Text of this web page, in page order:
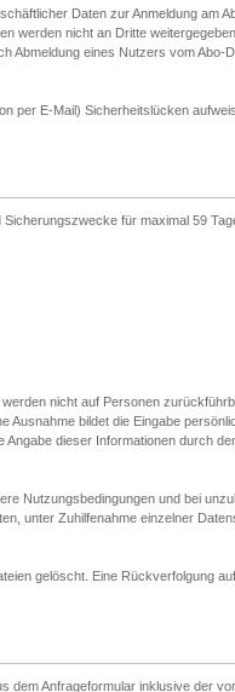
Daten zur Anmeldung am
werden nicht an Dritte
Abmeldung eines Nutzers vom Abo-
per E-Mail) Sicherheitslücken
für maximal 59
nicht auf Personen
Ausnahme bildet die Eingabe
dieser Informationen durch
Nutzungsbedingungen und bei
unter Zuhilfenahme einzelner
gelöscht. Eine Rückverfolgung
dem Anfrageformular inklusive der